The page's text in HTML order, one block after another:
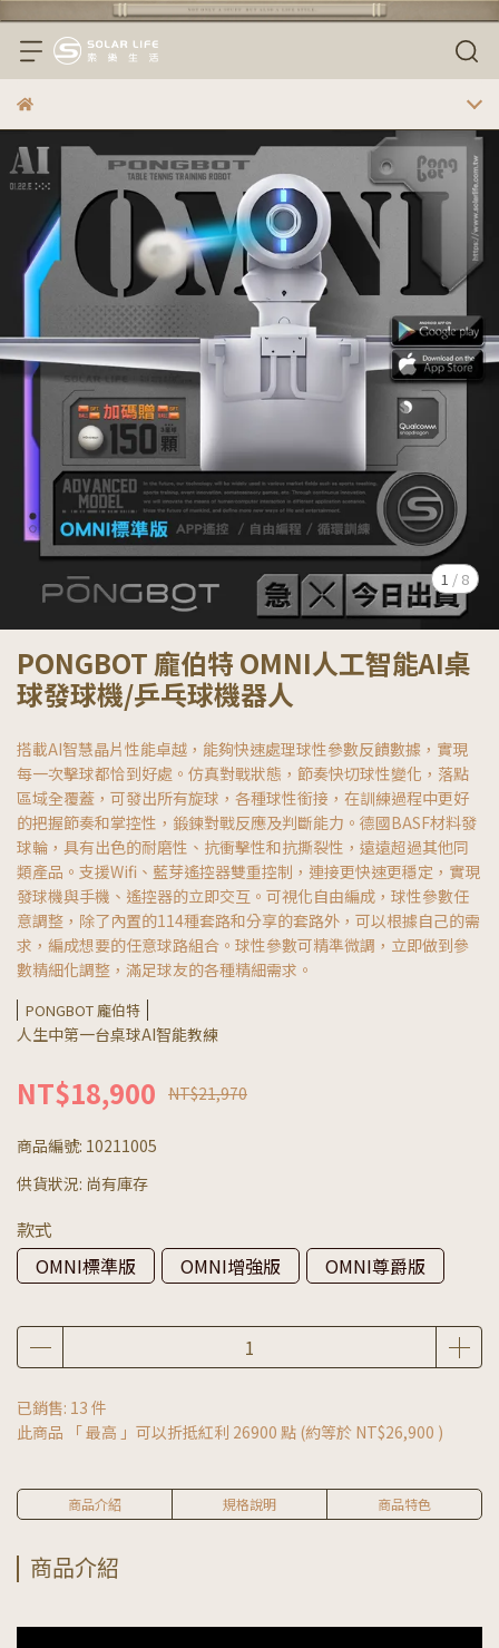
1 / 8
PONGBOT 龐伯特 OMNI人工智能AI桌
球發球機/乒乓球機器人
搭載AI智慧晶片性能卓越，能夠快速處理球性參數反饋數據，實現
每一次擊球都恰到好處。仿真對戰狀態，節奏快切球性變化，落點
區域全覆蓋，可發出所有旋球，各種球性銜接，在訓練過程中更好
的把握節奏和掌控性，鍛鍊對戰反應及判斷能力。德國BASF材料發
球輪，具有出色的耐磨性、抗衝擊性和抗撕裂性，遠遠超過其他同
類產品。支援Wifi、藍芽遙控器雙重控制，連接更快速更穩定，實現
發球機與手機、遙控器的立即交互。可視化自由編成，球性參數任
意調整，除了內置的114種套路和分享的套路外，可以根據自己的需
求，編成想要的任意球路組合。球性參數可精準微調，立即做到參
數精細化調整，滿足球友的各種精細需求。
PONGBOT 龐伯特
人生中第一台桌球AI智能教練
NT$18,900 NT$21,970
商品編號: 10211005
供貨狀況: 尚有庫存
款式
OMNI標準版
OMNI增強版 OMNI尊爵版
已銷售: 13 件
此商品 「 最高 」可以折抵紅利 26900 點 (約等於 NT$26,900 )
商品介紹 規格說明 商品特色
商品介紹